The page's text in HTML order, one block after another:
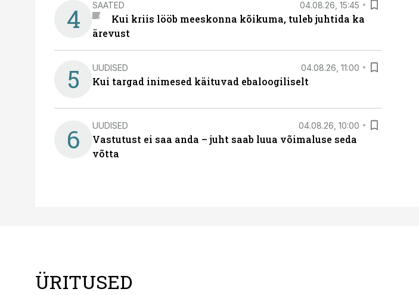
4 SAATED 04.08.26, 15:45
Kui kriis lööb meeskonna kõikuma, tuleb juhtida ka
ärevust
5 UUDISED 04.08.26, 11:00
Kui targad inimesed käituvad ebaloogiliselt
6 UUDISED 04.08.26, 10:00
Vastutust ei saa anda – juht saab luua võimaluse seda
võtta
ÜRITUSED